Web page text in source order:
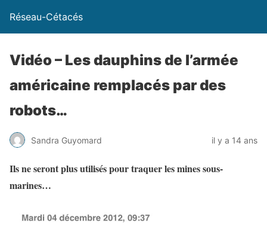
Réseau-Cétacés
Vidéo – Les dauphins de l’armée
américaine remplacés par des
robots…
Sandra Guyomard il y a 14 ans
Ils ne seront plus utilisés pour traquer les mines sous-
marines…